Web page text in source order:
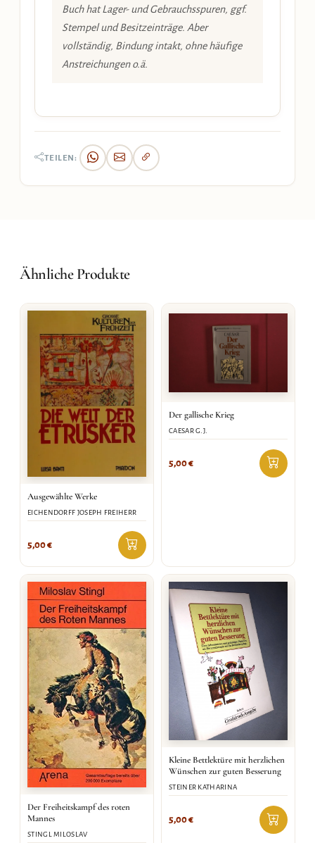
Buch hat Lager- und Gebrauchsspuren, ggf.
Stempel und Besitzeinträge. Aber
vollständig, Bindung intakt, ohne häufige
Anstreichungen o.ä.
TEILEN:
Ähnliche Produkte
Ausgewählte Werke
EICHENDORFF JOSEPH FREIHERR
5,00€
Der gallische Krieg
CAESAR G.J.
5,00€
Der Freiheitskampf des roten
Mannes
STINGL MILOSLAV
Kleine Bettlektüre mit herzlichen
Wünschen zur guten Besserung
STEINER KATHARINA
5,00€